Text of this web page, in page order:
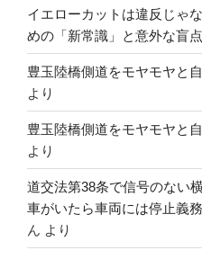
イエローカットは違反じゃ
めの「新常識」と意外な盲点
豊玉陸橋側道をモヤモヤと
より
豊玉陸橋側道をモヤモヤと
より
道交法第38条で信号のない
車がいたら車両には停止義
ん より